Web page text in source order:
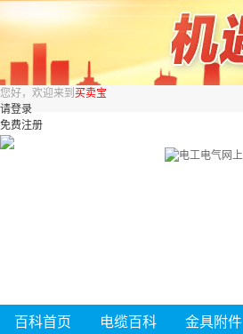
您好，欢迎来到 买卖宝
请登录
免费注册
百科首页 电缆百科 金具附件